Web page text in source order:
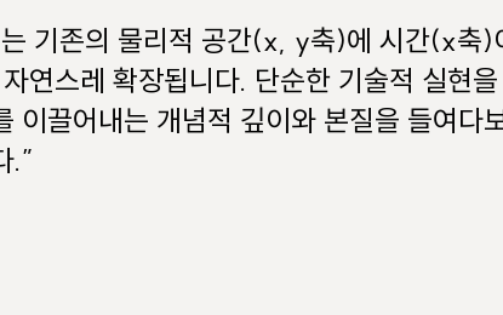
기존의 물리적 공간(x, y축)에 시간(x축)
연스레 확장됩니다. 단순한 기술적 실현
이끌어내는 개념적 깊이와 본질을 들여다
.”